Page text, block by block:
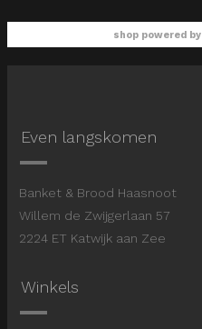
shop powered by
Even langskomen
Banket & Brood Haasnoot
Willem de Zwijgerlaan 57
2224 ET Katwijk aan Zee
Winkels